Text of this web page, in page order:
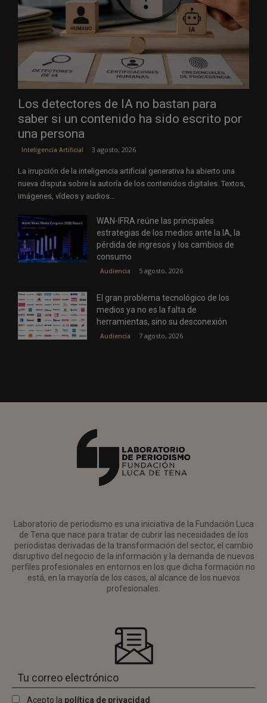
Los detectores de IA no bastan para
saber si un contenido ha sido escrito por
una persona
Inteligencia Artificial 3 agosto, 2026
La irrupción de la inteligencia artificial generativa ha abierto una
nueva disputa sobre la autoría de los contenidos digitales. Textos,
imágenes, vídeos y audios...
WAN-IFRA reúne las principales
estrategias de los medios ante la IA, la
pérdida de ingresos y los cambios de
consumo
Audiencia 5 agosto, 2026
El gran problema tecnológico de los
medios ya no es la falta de
herramientas, sino su desconexión
Audiencia 7 agosto, 2026
Laboratorio de periodismo es una iniciativa de la Fundación Luca
de Tena que nace para tratar de cubrir las necesidades de los
periodistas derivadas de la transformación del sector, el cambio
disruptivo del negocio de la información y la demanda de nuevos
perfiles profesionales en entornos en los que dicha formación no
está, en la mayoría de los casos, al alcance de los nuevos
profesionales.
Acepto la política de privacidad